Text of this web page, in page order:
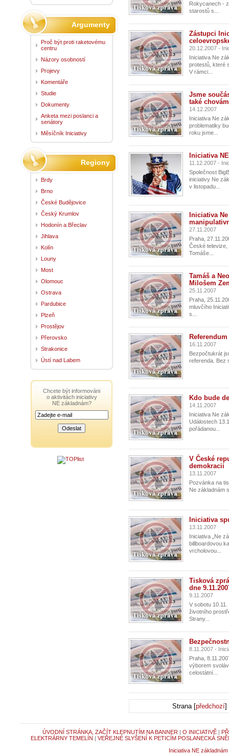
Rokycanech -
starostů s...
Zástupci
20.12.2007 -
Iniciativa Ne
protestů, které
V rámci...
Jsme
také
14.12.2007
Iniciativa Ne
problematiky
roku jsme...
Iniciativa
11.12.2007 -
Společnost
iniciativy Ne
v listopadu...
Iniciativa
27.11.2007
Praha,
České televize,
Tomáše...
Tamáš a
Milošem
25.11.2007
Praha,
mluvčího
s...
16.11.2007
Bezpočtukrát
referenda. Bez
Kdo bude
14.11.2007
Iniciativa Ne
Událostech
pořádanou...
V České
demokracii
13.11.2007
Pozvánka na
Ne základnám
Iniciativa
13.11.2007
Iniciativa „Ne
billboardovou
vrcholovou...
Tisková
dne
9.11.2007
V sobotu
životního
Strany...
8.11.2007 -
Praha,
výborem
celostátní...
Strana [předchozí]
Argumenty
Proč být proti raketovému
centru
Názory osobností
Projevy
Komentáře
Studie
Dokumenty
Anketa mezi poslanci a
senátory
Měsíčník Iniciativy
Regiony
Brdy
Brno
České Budějovice
Český Krumlov
Hodonín a Břeclav
Jihlava
Kolín
Louny
Most
Olomouc
Ostrava
Pardubice
Plzeň
Prostějov
Přerovsko
Strakonice
Ústí nad Labem
Chcete být informováni
o aktivitách iniciativy
NE základnám?
ÚVODNÍ STRÁNKA, ZAČÍT KLEPNUTÍM NA BANNER | O INICIATIVĚ|
ELEKTRÁRNY TEMELÍN | VEŘEJNÉ SLYŠENÍ K PETICÍM POSLANECKÁ
Iniciativa NE základnám